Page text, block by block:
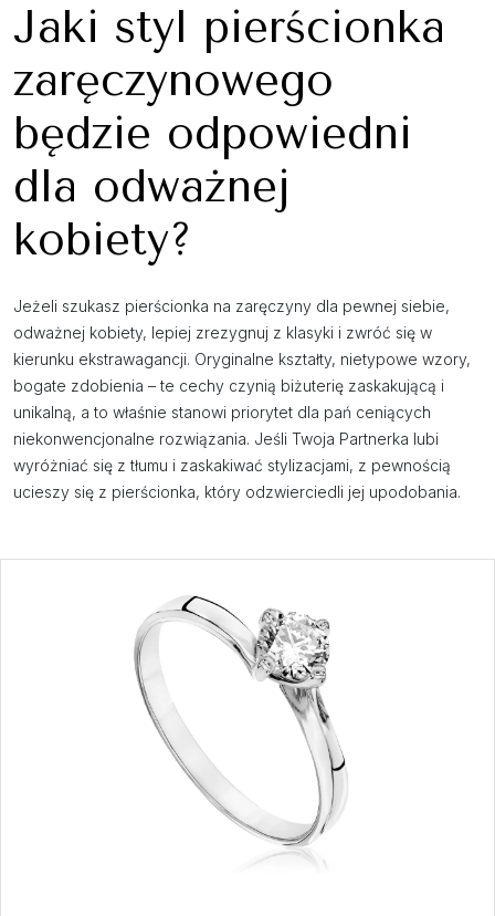
Jaki styl pierścionka
zaręczynowego
będzie odpowiedni
dla odważnej
kobiety?
Jeżeli szukasz pierścionka na zaręczyny dla pewnej siebie,
odważnej kobiety, lepiej zrezygnuj z klasyki i zwróć się w
kierunku ekstrawagancji. Oryginalne kształty, nietypowe wzory,
bogate zdobienia – te cechy czynią biżuterię zaskakującą i
unikalną, a to właśnie stanowi priorytet dla pań ceniących
niekonwencjonalne rozwiązania. Jeśli Twoja Partnerka lubi
wyróżniać się z tłumu i zaskakiwać stylizacjami, z pewnością
ucieszy się z pierścionka, który odzwierciedli jej upodobania.